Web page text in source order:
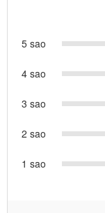
5 sao
4 sao
3 sao
2 sao
1 sao